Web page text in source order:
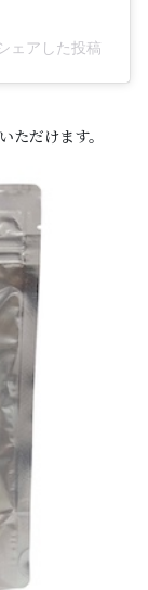
ェアした投稿
ただけます。